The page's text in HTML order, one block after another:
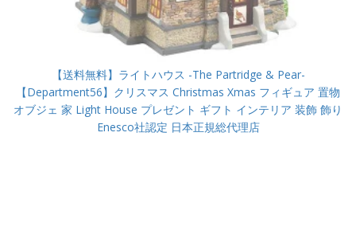
【送料無料】ライトハウス -The Partridge & Pear-
【Department56】クリスマス Christmas Xmas フィギュア 置物
オブジェ 家 Light House プレゼント ギフト インテリア 装飾 飾り
Enesco社認定 日本正規総代理店